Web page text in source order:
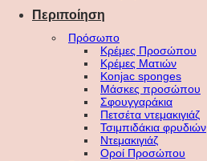
Περιποίηση
Πρόσωπο
Κρέμες Προσώπου
Κρέμες Ματιών
Konjac sponges
Μάσκες προσώπου
Σφουγγαράκια
Πετσέτα ντεμακιγιάζ
Τσιμπιδάκια φρυδιών
Ντεμακιγιάζ
Οροί Προσώπου